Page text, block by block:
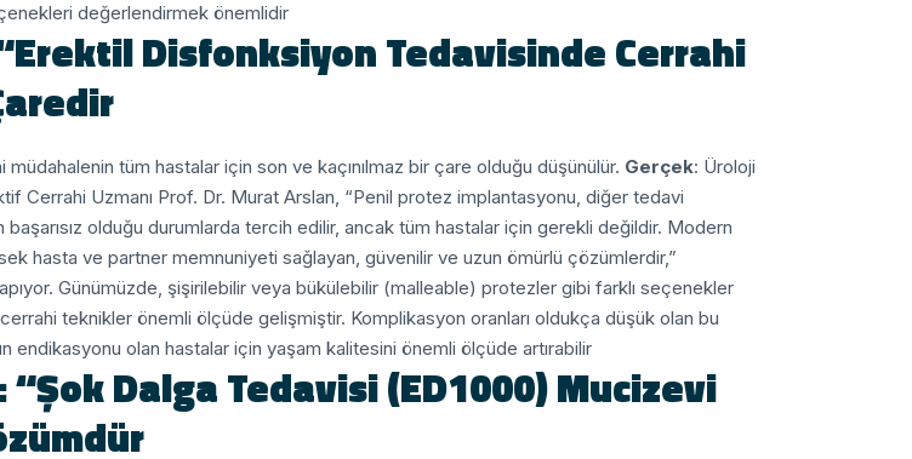
değerlendirmek önemlidir.
Disfonksiyon Tedavisinde Cerrahi
müdahalenin tüm hastalar için son ve kaçınılmaz bir çare olduğu düşünülür. Gerçek: Üroloji
Cerrahi Uzmanı Prof. Dr. Murat Arslan, “Penil protez implantasyonu, diğer tedavi
olduğu durumlarda tercih edilir, ancak tüm hastalar için gerekli değildir. Modern
hasta ve partner memnuniyeti sağlayan, güvenilir ve uzun ömürlü çözümlerdir,”
Günümüzde, şişirilebilir veya bükülebilir (malleable) protezler gibi farklı seçenekler
teknikler önemli ölçüde gelişmiştir. Komplikasyon oranları oldukça düşük olan bu
endikasyonu olan hastalar için yaşam kalitesini önemli ölçüde artırabilir.
“Şok Dalga Tedavisi (ED1000) Mucizevi